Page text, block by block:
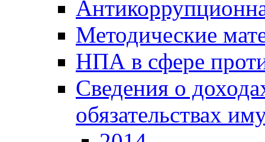
Методические
НПА в сфере
Сведения о
обязательствах